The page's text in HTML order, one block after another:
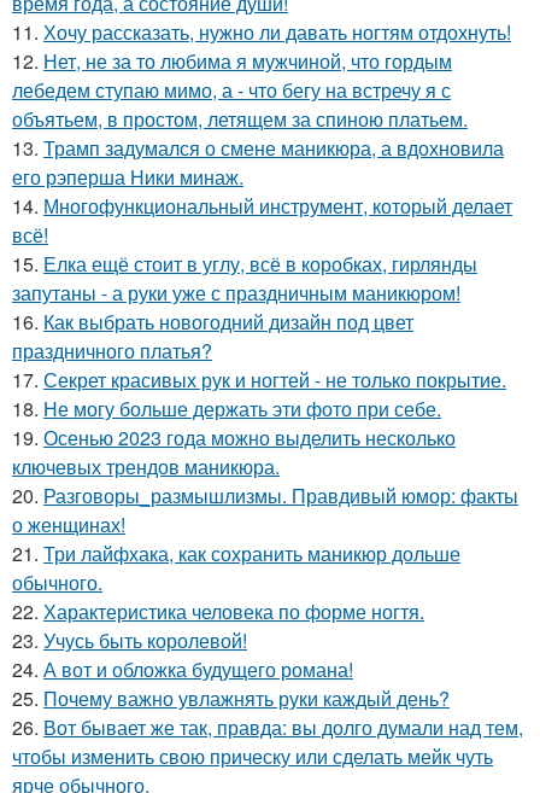
11. Хочу рассказать, нужно ли давать ногтям отдохнуть!
12. Нет, не за то любима я мужчиной, что гордым
лебедем ступаю мимо, а - что бегу на встречу я с
объятьем, в простом, летящем за спиною платьем.
13. Трамп задумался о смене маникюра, а вдохновила
его рэперша Ники минаж.
14. Многофункциональный инструмент, который делает
всё!
15. Елка ещё стоит в углу, всё в коробках, гирлянды
запутаны - а руки уже с праздничным маникюром!
16. Как выбрать новогодний дизайн под цвет
праздничного платья?
17. Секрет красивых рук и ногтей - не только покрытие.
18. Не могу больше держать эти фото при себе.
19. Осенью 2023 года можно выделить несколько
ключевых трендов маникюра.
20. Разговоры_размышлизмы. Правдивый юмор: факты
о женщинах!
21. Три лайфхака, как сохранить маникюр дольше
обычного.
22. Характеристика человека по форме ногтя.
23. Учусь быть королевой!
24. А вот и обложка будущего романа!
25. Почему важно увлажнять руки каждый день?
26. Вот бывает же так, правда: вы долго думали над тем,
чтобы изменить свою прическу или сделать мейк чуть
ярче обычного.